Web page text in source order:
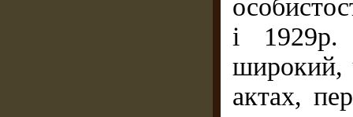
і 1929р.
широкий,
актах,